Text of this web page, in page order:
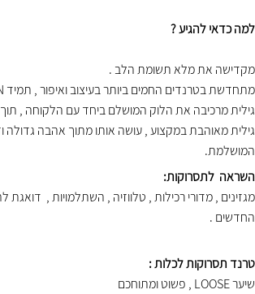
למה כדאי להגיע ?
מקדישה את מלא תשומת הלב .
מתחדשת בטרנדים החמים ביותר בעיצוב ואיפור , תמיד IN!
גילית מרכיבה את הלוק המושלם ביחד עם הלקוחה ,
גילית מאוהבת במקצוע , עושה אותו מתוך אהבה גדולה
המושלמת.
השראה לתסרוקות:
מגזינים , מדורי רכילות , טלווזיה , השתלמויות ,
החדשים .
טרנד תסרוקות לכלות :
שיער LOOSE , פשוט ומתוחכם